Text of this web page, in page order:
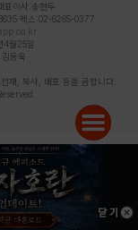
표이사:송현두
팩스:02-6265-0377
4월25일
동욱
재, 복사, 배포 등을 금합니다.